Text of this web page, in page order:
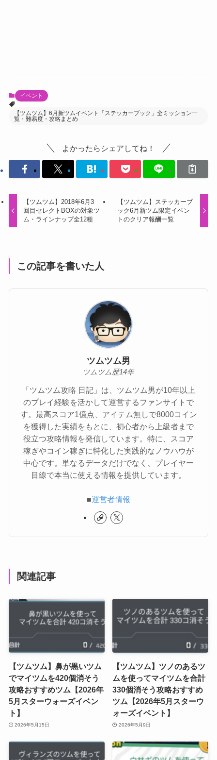
イベント
【ツムツム】6月新ツムイベント「ステッカーブック」全ミッション一
覧・難易度・攻略まとめ
よかったらシェアしてね！
【ツムツム】2018年6月3
回目セレクトBOXの対象ツ
ム・ラインナップ全12種
【ツムツム】ステッカーブ
ック6月新ツム限定イベン
トのクリア報酬一覧
この記事を書いた人
ツムツム男
ツムツム歴14年
「ツムツム攻略 日記」は、ツムツム男が10年以上
のプレイ経験を活かして運営するファンサイトで
す。最高スコア1億点、アイテム無しで8000コイン
を獲得した実績をもとに、初心者から上級者まで
役立つ攻略情報を発信しています。特に、スコア
稼ぎやコイン稼ぎに特化した実践的なノウハウが
中心です。単なるデータだけでなく、プレイヤー
目線で本当に使える情報を提供しています。
■運営者情報
関連記事
【ツムツム】鼻が黒いツム
でマイツムを420個消そう
攻略おすすめツム【2026年
5月スターウォーズイベン
ト】
2026年5月15日
【ツムツム】ツノのあるツ
ムを使ってマイツムを合計
330個消そう攻略おすすめ
ツム【2026年5月スターウ
ォーズイベント】
2026年5月9日